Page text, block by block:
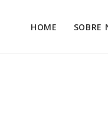
HOME SOBRE